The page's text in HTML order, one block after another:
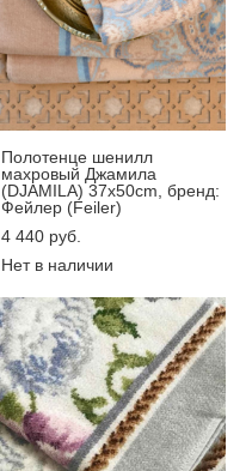
Полотенце шенилл
махровый Джамила
(DJAMILA) 37x50cm, бренд:
Фейлер (Feiler)
4 440 pуб.
Нет в наличии